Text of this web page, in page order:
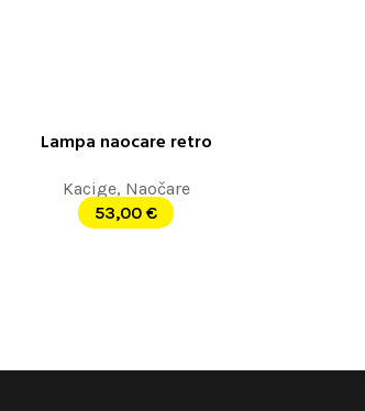
U KORPU
Lampa naocare retro
Kacige, Naočare
53,00 €